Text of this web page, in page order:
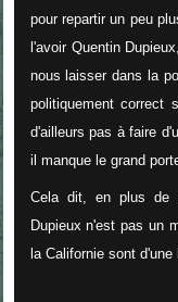
pour repartir un peu
l'avoir Quentin
nous laisser dans la
politiquement correct
d'ailleurs pas à faire
il manque le grand
Cela dit, en plus de
Dupieux n'est pas un
la Californie sont